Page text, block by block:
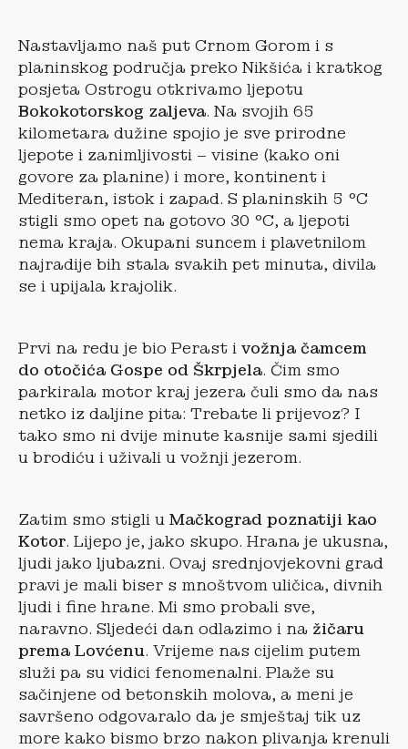
Nastavljamo naš put Crnom Gorom i s
planinskog područja preko Nikšića i kratkog
posjeta Ostrogu otkrivamo ljepotu
Bokokotorskog zaljeva. Na svojih 65
kilometara dužine spojio je sve prirodne
ljepote i zanimljivosti – visine (kako oni
govore za planine) i more, kontinent i
Mediteran, istok i zapad. S planinskih 5 °C
stigli smo opet na gotovo 30 °C, a ljepoti
nema kraja. Okupani suncem i plavetnilom
najradije bih stala svakih pet minuta, divila
se i upijala krajolik.
Prvi na redu je bio Perast i vožnja čamcem
do otočića Gospe od Škrpjela. Čim smo
parkirala motor kraj jezera čuli smo da nas
netko iz daljine pita: Trebate li prijevoz? I
tako smo ni dvije minute kasnije sami sjedili
u brodiću i uživali u vožnji jezerom.
Zatim smo stigli u Mačkograd poznatiji kao
Kotor. Lijepo je, jako skupo. Hrana je ukusna,
ljudi jako ljubazni. Ovaj srednjovjekovni grad
pravi je mali biser s mnoštvom uličica, divnih
ljudi i fine hrane. Mi smo probali sve,
naravno. Sljedeći dan odlazimo i na žičaru
prema Lovćenu. Vrijeme nas cijelim putem
služi pa su vidici fenomenalni. Plaže su
sačinjene od betonskih molova, a meni je
savršeno odgovaralo da je smještaj tik uz
more kako bismo brzo nakon plivanja krenuli